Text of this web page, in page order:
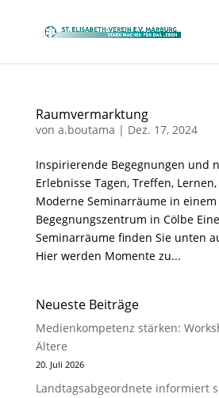
Raumvermarktung
von a.boutama | Dez. 17, 2024
Inspirierende Begegnungen und
Erlebnisse Tagen, Treffen,
Moderne Seminarräume in
Begegnungszentrum in Cölbe
Seminarräume finden Sie unten
Hier werden Momente zu...
Neueste Beiträge
Medienkompetenz stärken:
Ältere
20. Juli 2026
Landtagsabgeordnete informiert